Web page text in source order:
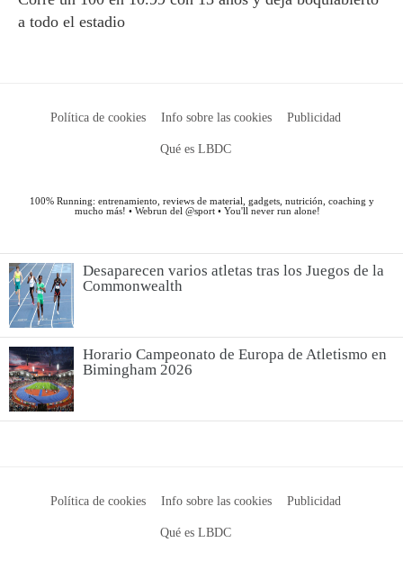
Desaparecen varios atletas tras los Juegos de la
Commonwealth
Horario Campeonato de Europa de Atletismo en
Bimingham 2026
Política de cookies Info sobre las cookies Publicidad
Qué es LBDC